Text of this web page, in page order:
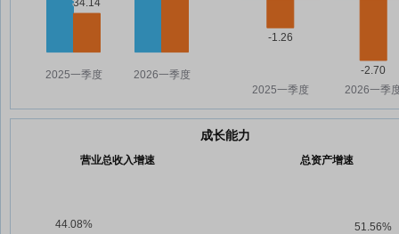
成长能力
营业总收入增速 总资产增速